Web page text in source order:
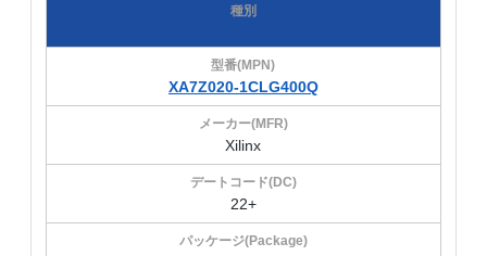
XA7Z020-1CLG400Q
Xilinx
22+